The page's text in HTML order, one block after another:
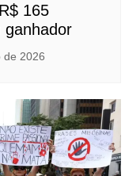
165
ganhador
de 2026